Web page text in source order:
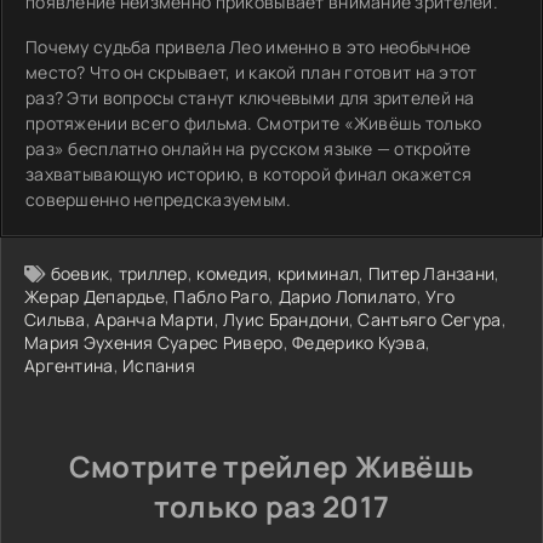
Почему судьба привела Лео именно в это необычное
место? Что он скрывает, и какой план готовит на этот
раз? Эти вопросы станут ключевыми для зрителей на
протяжении всего фильма. Смотрите «Живёшь только
раз» бесплатно онлайн на русском языке — откройте
захватывающую историю, в которой финал окажется
совершенно непредсказуемым.
боевик, триллер, комедия, криминал, Питер Ланзани,
Жерар Депардье, Пабло Раго, Дарио Лопилато,Уго
Сильва,Аранча Марти,Луис Брандони,Сантьяго Сегура,
Мария Эухения Суарес Риверо,Федерико Куэва,
Аргентина, Испания
Смотрите трейлер Живёшь
только раз 2017